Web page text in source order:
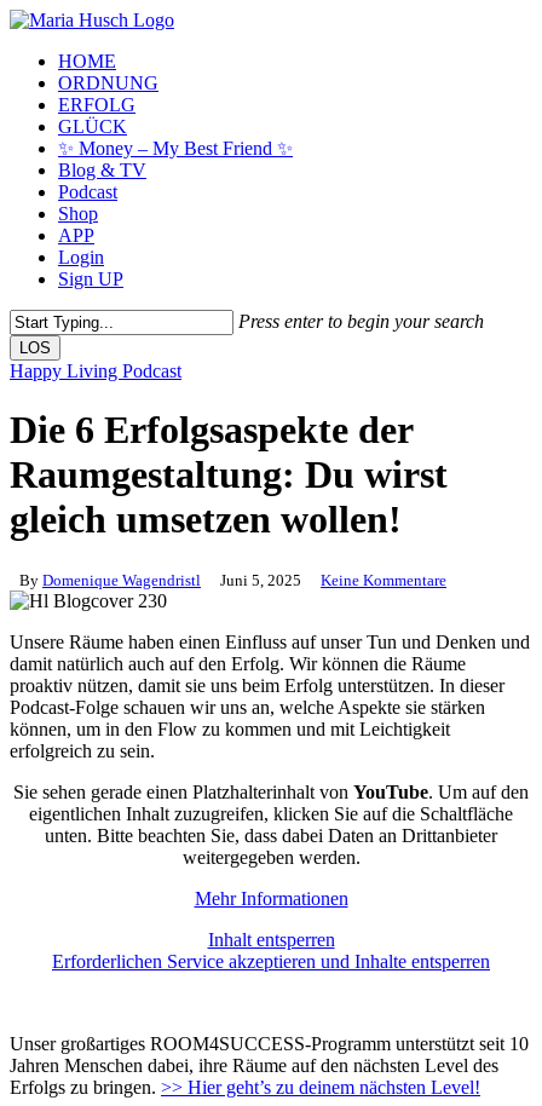
Skip
main
content
Menu
HOME
ORDNUNG
ERFOLG
GLÜCK
✨ Money – My Best Friend ✨
Blog & TV
Podcast
Shop
APP
Login
Sign UP
Press enter to begin your search
LOS
Close
Happy Living Podcast
Die 6 Erfolgsaspekte der
Raumgestaltung: Du wirst
gleich umsetzen wollen!
By Domenique Wagendristl Juni 5, 2025 Keine Kommentare
Unsere Räume haben einen Einfluss auf unser Tun und Denken und
damit natürlich auch auf den Erfolg. Wir können die Räume
proaktiv nützen, damit sie uns beim Erfolg unterstützen. In dieser
Podcast-Folge schauen wir uns an, welche Aspekte sie stärken
können, um in den Flow zu kommen und mit Leichtigkeit
erfolgreich zu sein.
Sie sehen gerade einen Platzhalterinhalt von YouTube. Um auf den
eigentlichen Inhalt zuzugreifen, klicken Sie auf die Schaltfläche
unten. Bitte beachten Sie, dass dabei Daten an Drittanbieter
weitergegeben werden.
Mehr Informationen
Inhalt entsperren
Erforderlichen Service akzeptieren und Inhalte entsperren
Unser großartiges ROOM4SUCCESS-Programm unterstützt seit 10
Jahren Menschen dabei, ihre Räume auf den nächsten Level des
Erfolgs zu bringen. >> Hier geht’s zu deinem nächsten Level!